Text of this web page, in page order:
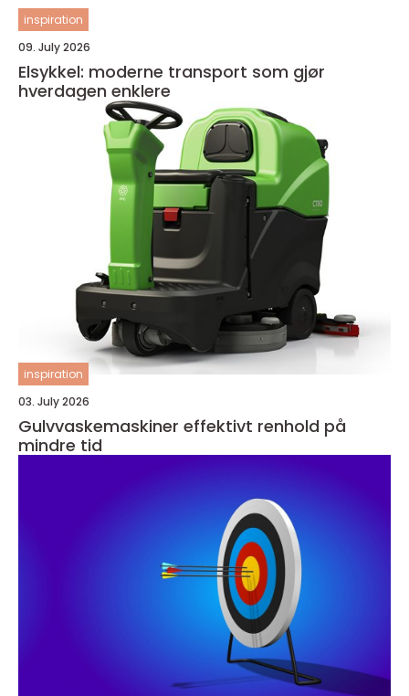
inspiration
09. July 2026
Elsykkel: moderne transport som gjør
hverdagen enklere
inspiration
03. July 2026
Gulvvaskemaskiner effektivt renhold på
mindre tid